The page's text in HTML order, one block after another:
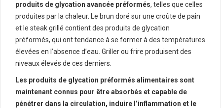
produits de glycation avancée préformés, telles que celles
produites par la chaleur. Le brun doré sur une croûte de pain
et le steak grillé contient des produits de glycation
préformés, qui ont tendance à se former à des températures
élevées en l’absence d’eau. Griller ou frire produisent des
niveaux élevés de ces derniers.
Les produits de glycation préformés alimentaires sont
maintenant connus pour être absorbés et capable de
pénétrer dans la circulation, induire l’inflammation et le